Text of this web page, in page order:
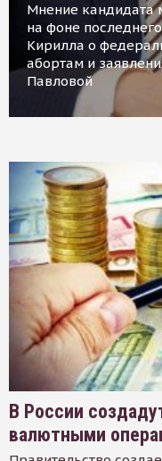
Мнение кандидата
на фоне
Кирилла о
абортам и
Павловой
В России
валютными